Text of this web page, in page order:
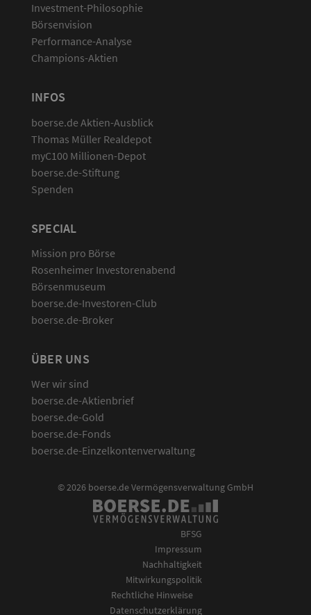
Investment-Philosophie
Börsenvision
Performance-Analyse
Champions-Aktien
INFOS
boerse.de Aktien-Ausblick
Thomas Müller Realdepot
myC100 Millionen-Depot
boerse.de-Stiftung
Spenden
SPECIAL
Mission pro Börse
Rosenheimer Investorenabend
Börsenmuseum
boerse.de-Investoren-Club
boerse.de-Broker
ÜBER UNS
Wer wir sind
boerse.de-Aktienbrief
boerse.de-Gold
boerse.de-Fonds
boerse.de-Einzelkontenverwaltung
© 2026 boerse.de Vermögensverwaltung GmbH
BFSG
Impressum
Nachhaltigkeit
Mitwirkungspolitik
Rechtliche Hinweise
Datenschutzerklärung